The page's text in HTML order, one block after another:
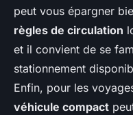
peut vous épargner
règles de circulation
et il convient de se
stationnement
Enfin, pour les
véhicule compact